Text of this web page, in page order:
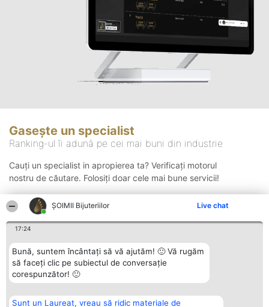
ŞOIMII Bijuteriilor Live chat
17:24
Bună, suntem încântați să vă ajutăm! 🙂 Vă rugăm
să faceți clic pe subiectul de conversație
corespunzător! 🙂
Sunt un Laureat, vreau să ridic materiale de
Gasește un specialist
Ranking-ul îi adună pe cei mai buni din industrie
Cauți un specialist in apropierea ta? Verificați motorul
nostru de căutare. Folosiți doar cele mai bune servicii!
Organizator Ranking Plebiscyt Contact